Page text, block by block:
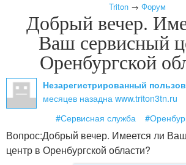
Triton→ Форум
Добрый вечер.
Ваш сервисный
Оренбургской
Незарегистрированный
месяцев назадна www.triton3tn.ru
#Сервисная служба
Вопрос:Добрый вечер. Имеется ли
центр в Оренбургской области?